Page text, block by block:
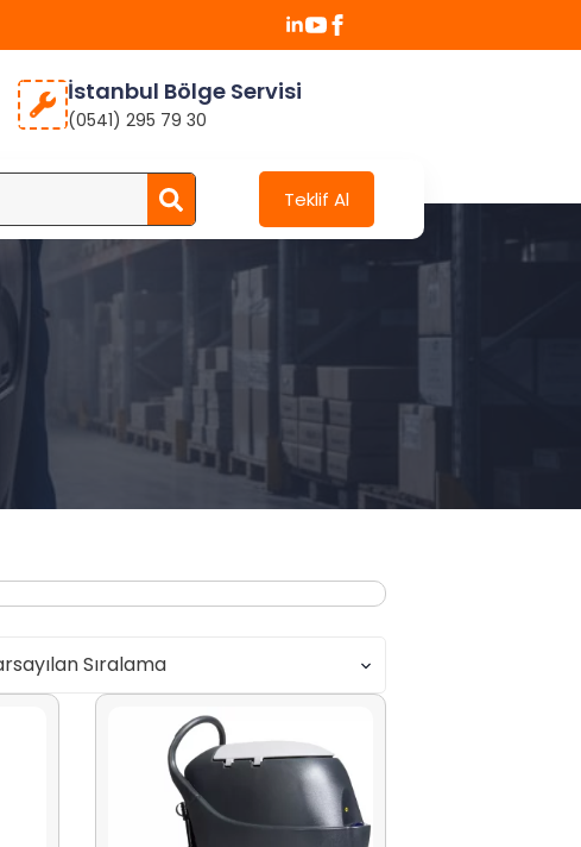
İstanbul Bölge Servisi
(0541) 295 79 30
Search
Teklif Al